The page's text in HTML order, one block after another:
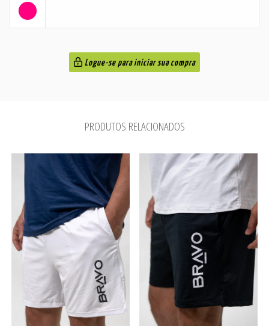
Logue-se para iniciar sua compra
PRODUTOS RELACIONADOS